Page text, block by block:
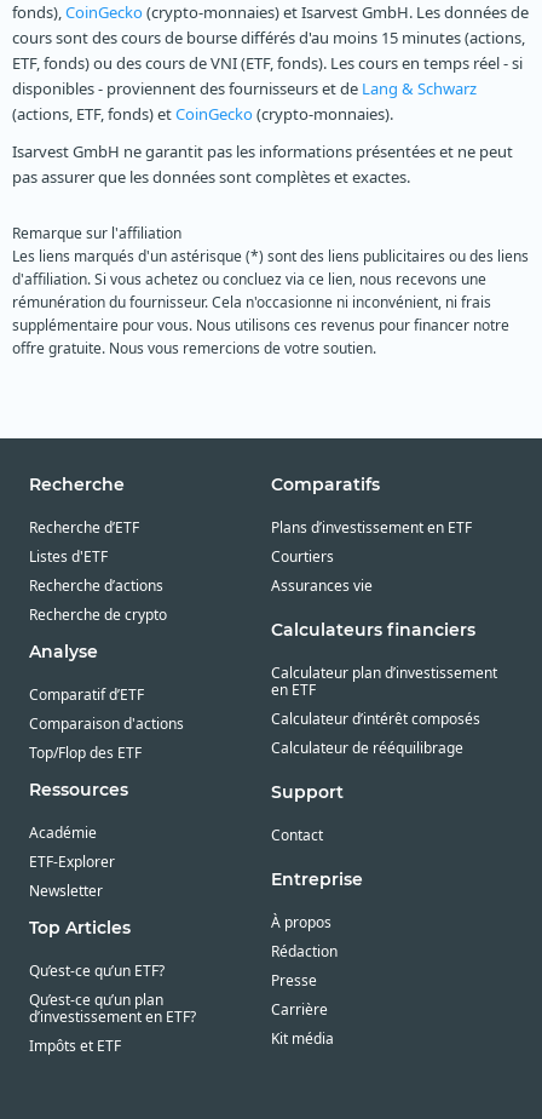
fonds),CoinGecko(crypto-monnaies) et Isarvest GmbH. Les données de
cours sont des cours de bourse différés d'au moins 15 minutes (actions,
ETF, fonds) ou des cours de VNI (ETF, fonds). Les cours en temps réel - si
disponibles - proviennent des fournisseurs et de Lang & Schwarz
(actions, ETF, fonds) etCoinGecko(crypto-monnaies).
Isarvest GmbH ne garantit pas les informations présentées et ne peut
pas assurer que les données sont complètes et exactes.
Remarque sur l'affiliation
Les liens marqués d'un astérisque (*) sont des liens publicitaires ou des liens
d'affiliation. Si vous achetez ou concluez via ce lien, nous recevons une
rémunération du fournisseur. Cela n'occasionne ni inconvénient, ni frais
supplémentaire pour vous. Nous utilisons ces revenus pour financer notre
offre gratuite. Nous vous remercions de votre soutien.
Recherche
Recherche d’ETF
Listes d'ETF
Recherche d’actions
Recherche de crypto
Analyse
Comparatif d’ETF
Comparaison d'actions
Top/Flop des ETF
Ressources
Académie
ETF-Explorer
Newsletter
Top Articles
Qu’est-ce qu’un ETF?
Qu’est-ce qu’un plan
d’investissement en ETF?
Impôts et ETF
Comparatifs
Plans d’investissement en ETF
Courtiers
Assurances vie
Calculateurs financiers
Calculateur plan d’investissement
en ETF
Calculateur d’intérêt composés
Calculateur de rééquilibrage
Support
Contact
Entreprise
À propos
Rédaction
Presse
Carrière
Kit média